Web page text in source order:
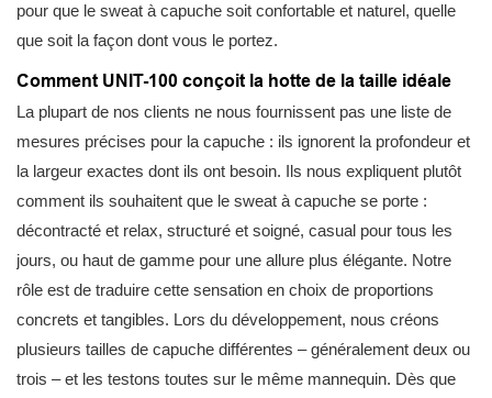
pour que le sweat à capuche soit confortable et naturel, quelle
que soit la façon dont vous le portez.
Comment UNIT-100 conçoit la hotte de la taille idéale
La plupart de nos clients ne nous fournissent pas une liste de
mesures précises pour la capuche : ils ignorent la profondeur et
la largeur exactes dont ils ont besoin. Ils nous expliquent plutôt
comment ils souhaitent que le sweat à capuche se porte :
décontracté et relax, structuré et soigné, casual pour tous les
jours, ou haut de gamme pour une allure plus élégante. Notre
rôle est de traduire cette sensation en choix de proportions
concrets et tangibles. Lors du développement, nous créons
plusieurs tailles de capuche différentes – généralement deux ou
trois – et les testons toutes sur le même mannequin. Dès que